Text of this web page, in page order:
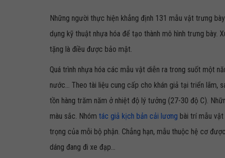
Những người thực hiện khẳng định 131 mẫu vật trưng
dụng kỹ thuật nhựa hóa để tạo thành mô hình trưng bày.
tặng là điều được bảo mật.
Quá trình nhựa hóa các mẫu vật diễn ra trong suốt một
nước... Theo tài liệu cung cấp cho khán giả tại triển lãm,
tồn hàng trăm năm ở nhiệt độ lý tưởng (27-30 độ C).
màu sắc. Nhóm tác giả kịch bản cải lương bài trí mẫu
trọng của mỗi bộ phận. Chẳng hạn, mẫu thuộc hệ cơ
dáng đang đi xe đạp...